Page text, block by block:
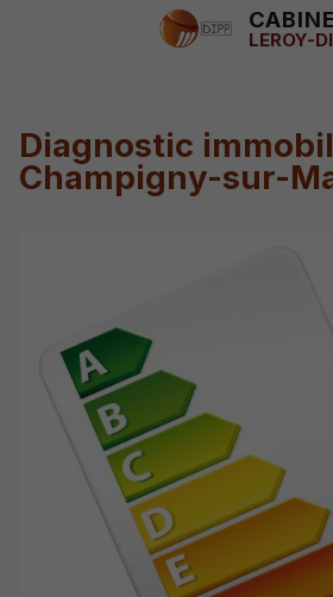
LEROY-
Diagnostic
Champigny-sur-